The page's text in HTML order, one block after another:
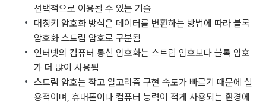
선택적으로 이용될 수 있는 기술
대칭키 암호화 방식은 데이터를 변환하는 방법에 따라 블록
암호화 스트림 암호로 구분됨
인터넷의 컴퓨터 통신 암호화는 스트림 암호보다 블록 암호
가 더 많이 사용됨
스트림 암호는 작고 알고리즘 구현 속도가 빠르기 때문에 실
용적이며, 휴대폰이나 컴퓨터 능력이 적게 사용되는 환경에